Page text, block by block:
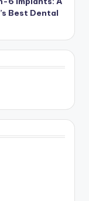
Best Dental